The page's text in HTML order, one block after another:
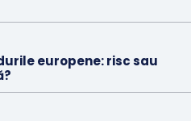
europene: risc sau